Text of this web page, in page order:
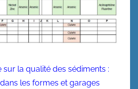
sur la qualité des sédiments :
les formes et garages